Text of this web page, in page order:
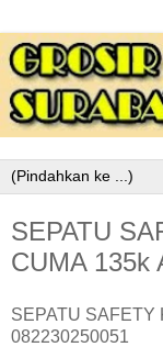
SEPATU
CUMA 135k
SEPATU SAFETY
082230250051